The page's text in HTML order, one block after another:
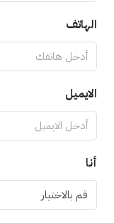
الهاتف
الايميل
أنا
قم بالاختيار